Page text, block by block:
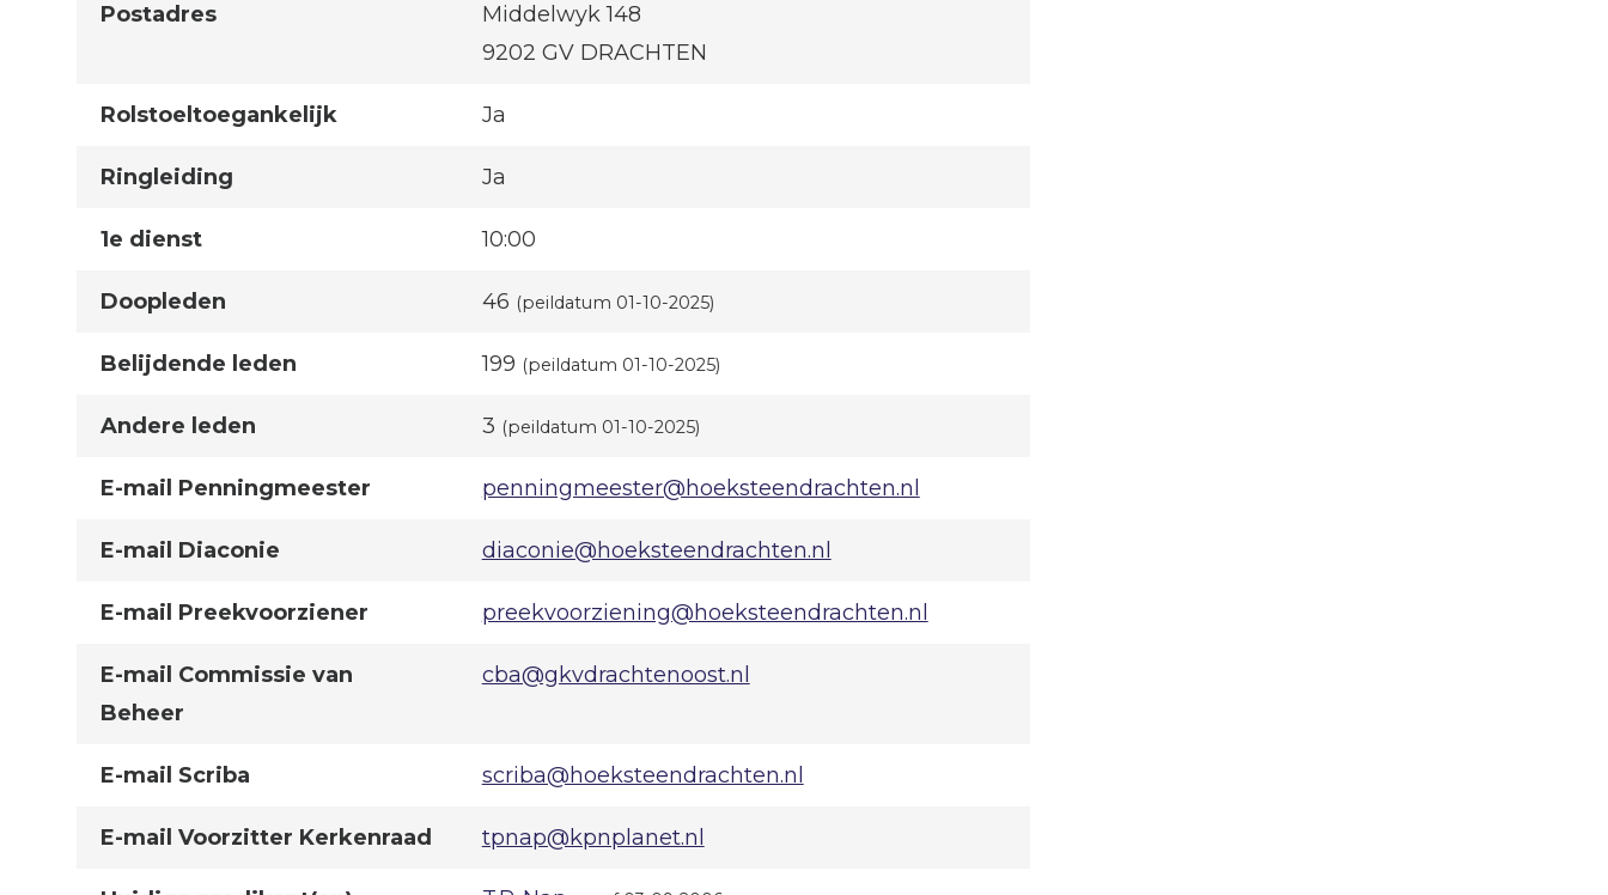
Postadres
Middelwyk 148
9202 GV DRACHTEN
Rolstoeltoegankelijk Ja
Ringleiding Ja
1e dienst 10:00
Doopleden 46 (peildatum 01-10-2025)
Belijdende leden 199 (peildatum 01-10-2025)
Andere leden 3 (peildatum 01-10-2025)
E-mail Penningmeester penningmeester@hoeksteendrachten.nl
E-mail Diaconie diaconie@hoeksteendrachten.nl
E-mail Preekvoorziener preekvoorziening@hoeksteendrachten.nl
E-mail Commissie van
Beheer
cba@gkvdrachtenoost.nl
E-mail Scriba scriba@hoeksteendrachten.nl
E-mail Voorzitter Kerkenraad tpnap@kpnplanet.nl